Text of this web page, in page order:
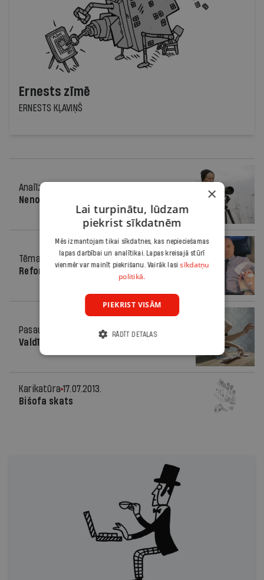
Ernests zīmē
ERNESTS KĻAVIŅŠ
Analīze
Nenosargāta, bet atjaunojama
Tēma
17.07.2013.
Reformisti pārlej asinis
Pasaulē
Valdību apmaksāti okšķeri
Karikatūra 17.07.2013.
Bišofa skats
×
Lai turpinātu, lūdzam
piekrist sīkdatnēm
Mēs izmantojam tikai sīkdatnes, kas nepieciešamas
lapas darbībai un analītikai. Lapas kreisajā stūrī
vienmēr var mainīt piekrišanu. Vairāk lasisīkdatņu
politikā.
PIEKRIST VISĀM
RĀDĪT DETAĻAS